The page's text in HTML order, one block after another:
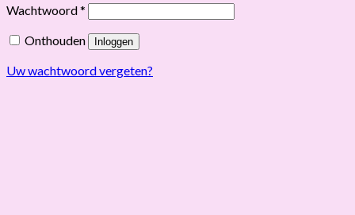
Wachtwoord* Vereist
Onthouden Inloggen
Uw wachtwoord vergeten?